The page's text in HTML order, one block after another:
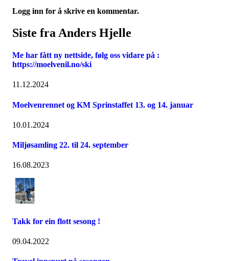
Logg inn for å skrive en kommentar.
Siste fra Anders Hjelle
Me har fått ny nettside, følg oss vidare på :
https://moelvenil.no/ski
11.12.2024
Moelvenrennet og KM Sprinstaffet 13. og 14. januar
10.01.2024
Miljøsamling 22. til 24. september
16.08.2023
Takk for ein flott sesong !
09.04.2022